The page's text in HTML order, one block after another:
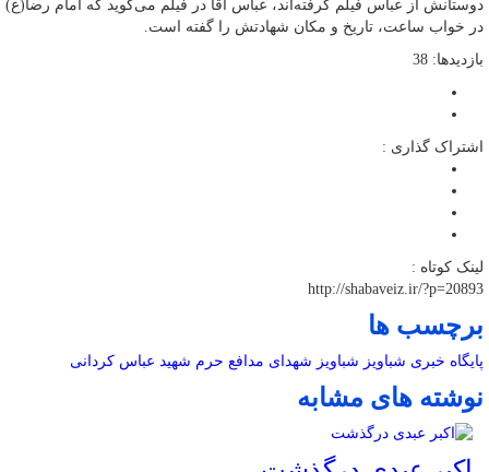
دوستانش از عباس فیلم گرفته‌اند، عباس آقا در فیلم می‌گوید که امام رضا(ع)
در خواب ساعت، تاریخ و مکان شهادتش را گفته است.
بازدیدها: 38
اشتراک گذاری :
لینک کوتاه :
http://shabaveiz.ir/?p=20893
برچسب ها
پایگاه خبری شباویز شباویز شهدای مدافع حرم شهید عباس کردانی
نوشته های مشابه